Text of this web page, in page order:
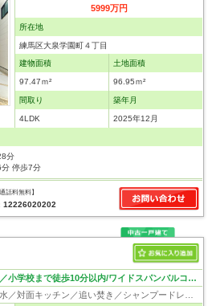
5999万円
所在地
練馬区大泉学園町４丁目
建物面積
97.47ｍ²
土地面積
96.95ｍ²
間取り
4LDK
築年月
2025年12月
分
停歩7分
通話料無料】
12226020202
和室のある4LDK/カースペース2台可／小学校まで徒歩10分以内/ワイドスパンバルコニー／2路線2駅利用可